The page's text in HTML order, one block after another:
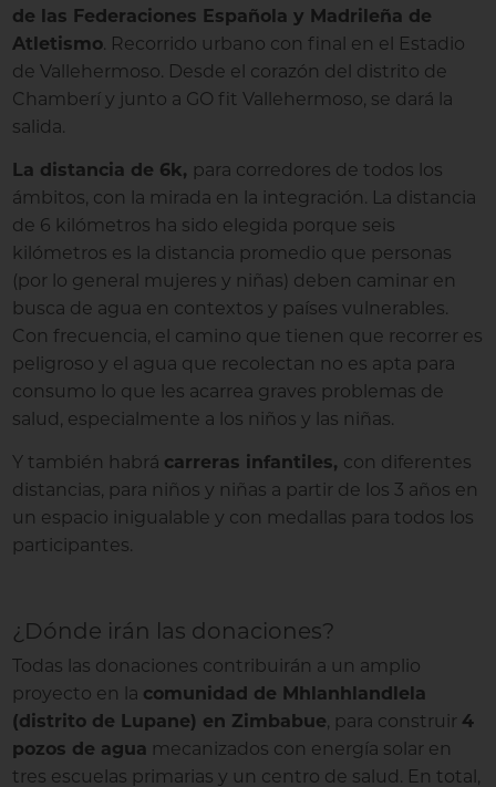
de las Federaciones Española y Madrileña de
Atletismo. Recorrido urbano con final en el Estadio
de Vallehermoso. Desde el corazón del distrito de
Chamberí y junto a GO fit Vallehermoso, se dará la
salida.
La distancia de 6k, para corredores de todos los
ámbitos, con la mirada en la integración. La distancia
de 6 kilómetros ha sido elegida porque seis
kilómetros es la distancia promedio que personas
(por lo general mujeres y niñas) deben caminar en
busca de agua en contextos y países vulnerables.
Con frecuencia, el camino que tienen que recorrer es
peligroso y el agua que recolectan no es apta para
consumo lo que les acarrea graves problemas de
salud, especialmente a los niños y las niñas.
Y también habrá carreras infantiles, con diferentes
distancias, para niños y niñas a partir de los 3 años en
un espacio inigualable y con medallas para todos los
participantes.
¿Dónde irán las donaciones?
Todas las donaciones contribuirán a un amplio
proyecto en la comunidad de Mhlanhlandlela
(distrito de Lupane) en Zimbabue, para construir 4
pozos de agua mecanizados con energía solar en
tres escuelas primarias y un centro de salud. En total,